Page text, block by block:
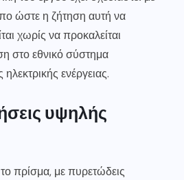
ώστε η ζήτηση αυτή να
χωρίς να προκαλείται
στο εθνικό σύστημα
ενέργειας.
υψηλής
πρίσμα, με πυρετώδεις